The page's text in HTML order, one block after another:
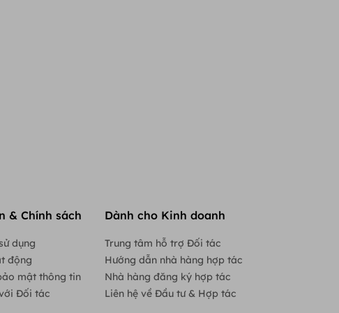
& Chính sách
dụng
động
mật thông tin
Đối tác
Dành cho Kinh doanh
Trung tâm hỗ trợ Đối tác
Hướng dẫn nhà hàng hợp tác
Nhà hàng đăng ký hợp tác
Liên hệ về Đầu tư & Hợp tác